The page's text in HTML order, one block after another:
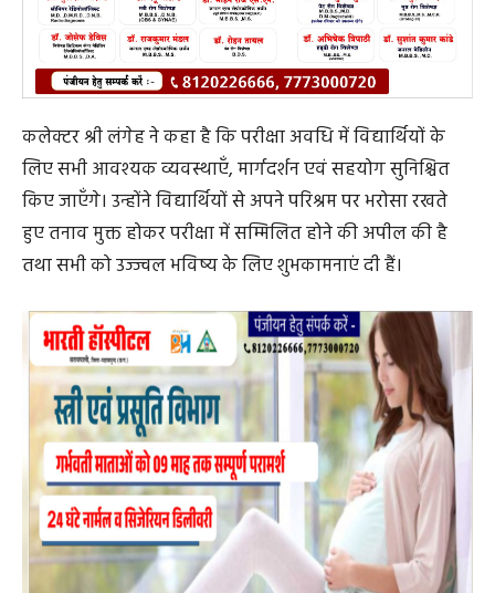
कलेक्टर श्री लंगेह ने कहा है कि परीक्षा अवधि में विद्यार्थियों के
लिए सभी आवश्यक व्यवस्थाएँ, मार्गदर्शन एवं सहयोग सुनिश्चित
किए जाएँगे। उन्होंने विद्यार्थियों से अपने परिश्रम पर भरोसा रखते
तथा सभी को उज्ज्वल भविष्य के लिए शुभकामनाएं दी हैं।